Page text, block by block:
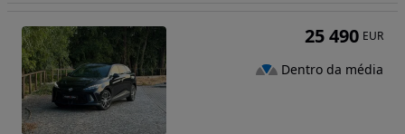
25 490 EUR
Dentro da média